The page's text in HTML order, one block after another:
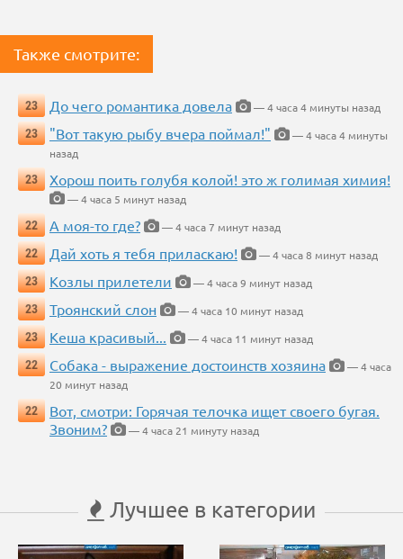
Также смотрите:
23 До чего романтика довела
— 4 часа 4 минуты назад
23
"Вот такую рыбу вчера поймал!"
— 4 часа 4 минуты
назад
23
Хорош поить голубя колой! это ж голимая химия!
— 4 часа 5 минут назад
22
А моя-то где?
— 4 часа 7 минут назад
22
Дай хоть я тебя приласкаю!
— 4 часа 8 минут назад
23
Козлы прилетели
— 4 часа 9 минут назад
23
Троянский слон
— 4 часа 10 минут назад
23
Кеша красивый...
— 4 часа 11 минут назад
22
Собака - выражение достоинств хозяина
— 4 часа
20 минут назад
22
Вот, смотри: Горячая телочка ищет своего бугая.
Звоним?
— 4 часа 21 минуту назад
Лучшее в категории